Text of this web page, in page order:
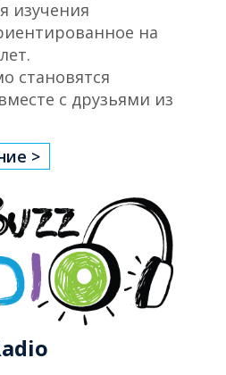
изучения
на
становятся
с друзьями из
>